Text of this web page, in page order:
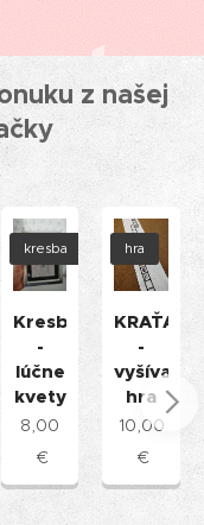
z našej
Kresba
-
lúčne
kvety
kresba
8,00
€
KRAŤAS
-
vyšívaná
hra
hra
10,00
€